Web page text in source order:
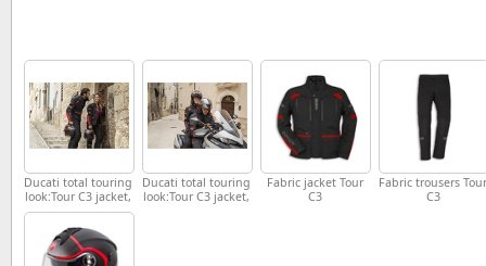
Ducati total touring
look:Tour C3 jacket,
Tour C3 trousers
and Horizon
helmet
Ducati total touring
look:Tour C3 jacket,
Fabric jacket Tour
C3
Fabric trousers Tour
C3